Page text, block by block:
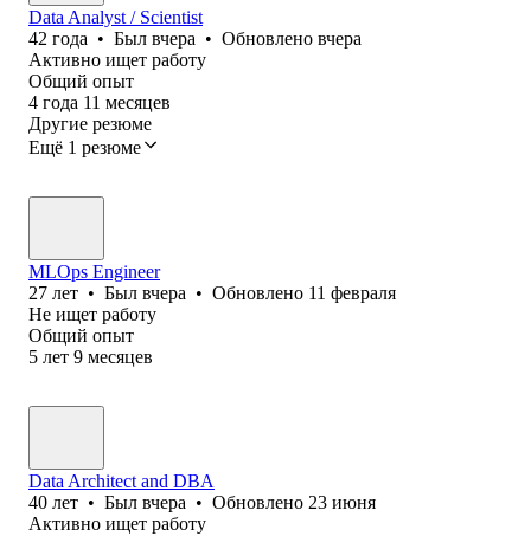
Data Analyst / Scientist
42 года • Был вчера • Обновлено вчера
Активно ищет работу
Общий опыт
4 года 11 месяцев
Другие резюме
Ещё 1 резюме
MLOps Engineer
27 лет • Был вчера • Обновлено 11 февраля
Не ищет работу
Общий опыт
5 лет 9 месяцев
Data Architect and DBA
40 лет • Был вчера • Обновлено 23 июня
Активно ищет работу